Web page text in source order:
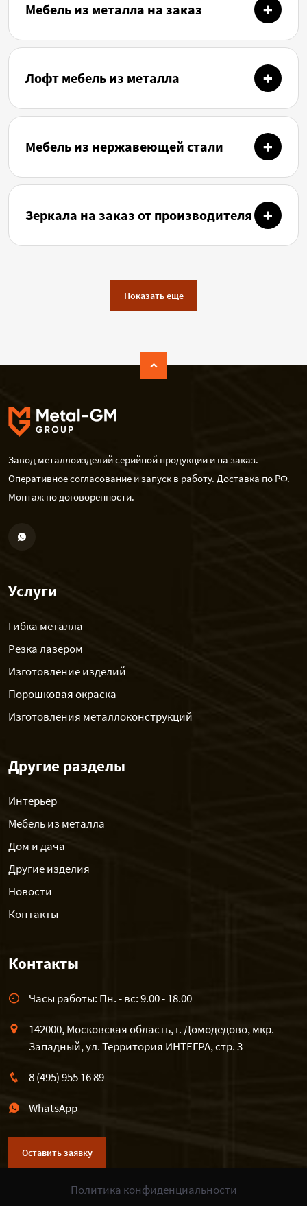
Мебель из металла на заказ
Лофт мебель из металла
Мебель из нержавеющей стали
Зеркала на заказ от производителя
Показать еще
Завод металлоизделий серийной продукции и на заказ.
Оперативное согласование и запуск в работу. Доставка по РФ.
Монтаж по договоренности.
Услуги
Гибка металла
Резка лазером
Изготовление изделий
Порошковая окраска
Изготовления металлоконструкций
Другие разделы
Интерьер
Мебель из металла
Дом и дача
Другие изделия
Новости
Контакты
Контакты
Часы работы: Пн. - вс: 9.00 - 18.00
142000, Московская область, г. Домодедово, мкр.
Западный, ул. Территория ИНТЕГРА, стр. 3
8 (495) 955 16 89
WhatsApp
Оставить заявку
Политика конфиденциальности